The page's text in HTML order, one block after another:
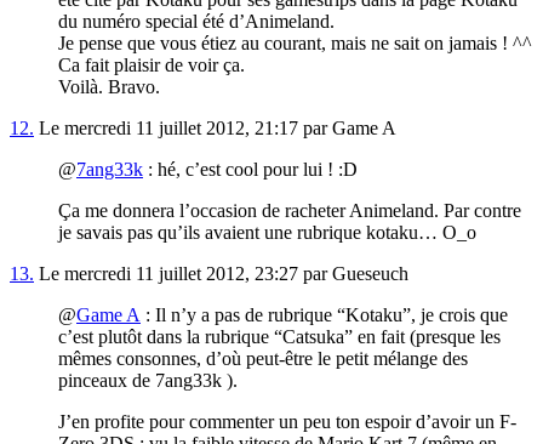
du numéro special été d’Animeland.
Je pense que vous étiez au courant, mais ne sait on jamais ! ^^
Ca fait plaisir de voir ça.
Voilà. Bravo.
12. Le mercredi 11 juillet 2012, 21:17 par Game A
@7ang33k : hé, c’est cool pour lui ! :D
Ça me donnera l’occasion de racheter Animeland. Par contre
je savais pas qu’ils avaient une rubrique kotaku… O_o
13. Le mercredi 11 juillet 2012, 23:27 par Gueseuch
@Game A : Il n’y a pas de rubrique “Kotaku”, je crois que
c’est plutôt dans la rubrique “Catsuka” en fait (presque les
mêmes consonnes, d’où peut-être le petit mélange des
pinceaux de 7ang33k ).
J’en profite pour commenter un peu ton espoir d’avoir un F-